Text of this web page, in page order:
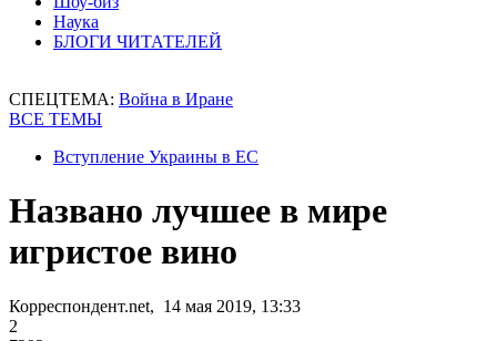
Наука
БЛОГИ ЧИТАТЕЛЕЙ
СПЕЦТЕМА: Война в Иране
ВСЕ ТЕМЫ
Вступление Украины в ЕС
Названо лучшее в мире
игристое вино
Корреспондент.net, 14 мая 2019, 13:33
2